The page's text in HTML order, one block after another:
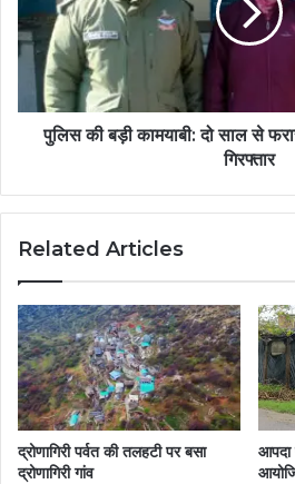
पुलिस की बड़ी कामयाबी: दो साल से
गिरफ्तार
Related Articles
द्रोणागिरी पर्वत की तलहटी पर बसा
द्रोणागिरी गांव
आपदा